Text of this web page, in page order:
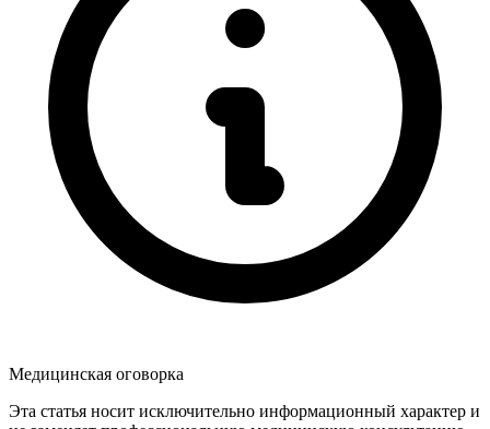
Медицинская оговорка
Эта статья носит исключительно информационный характер и